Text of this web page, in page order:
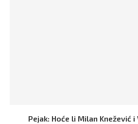
Pejak: Hoće li Milan Knežević